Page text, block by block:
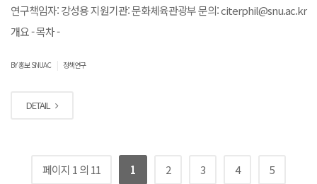
연구책임자: 강성용 지원기관: 문화체육관광부 문의: citerphil@snu.ac.kr
개요 - 목차 -
BY 홍보 SNUAC 정책연구
DETAIL
페이지 1 의 11 1 2 3 4 5